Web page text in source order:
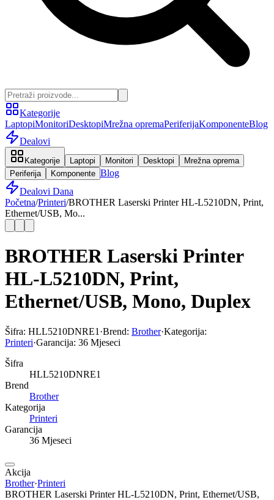
Kategorije
LaptopiMonitoriDesktopiMrežna opremaPeriferijaKomponenteBlog
Dealovi
Kategorije Laptopi Monitori Desktopi
Mrežna oprema
Periferija
Komponente Blog
Dealovi Dana
Početna/Printeri/BROTHER Laserski Printer HL-L5210DN, Print,
Ethernet/USB, Mo...
BROTHER Laserski Printer
HL-L5210DN, Print,
Ethernet/USB, Mono, Duplex
Šifra: HLL5210DNRE1 ·Brend: Brother·Kategorija:
Printeri·Garancija: 36 Mjeseci
Šifra
HLL5210DNRE1
Brend
Brother
Kategorija
Printeri
Garancija
36 Mjeseci
Akcija
Brother·Printeri
BROTHER Laserski Printer HL-L5210DN, Print, Ethernet/USB,